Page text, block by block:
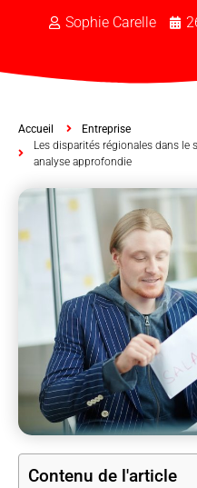
Sophie Carelle
Accueil
Entreprise
Les disparités régionales dans le
analyse approfondie
Contenu de l'article